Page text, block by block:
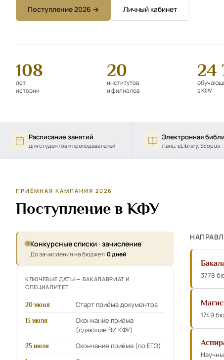
Поступление 2026 → Личный кабинет
108
лет
истории
20
институтов
и филиалов
24
в КФУ
Расписание занятий
для студентов и преподавателей
Электронная
Лань, eLibrary, Scopus
ПРИЁМНАЯ КАМПАНИЯ 2026
Поступление в КФУ
Конкурсные списки · зачисление
До зачисления на бюджет:0 дней
КЛЮЧЕВЫЕ ДАТЫ — БАКАЛАВРИАТ И
СПЕЦИАЛИТЕТ
20 июня Старт приёма документов
13 июля
Окончание приёма
(сдающие ВИ КФУ)
25 июля Окончание приёма (по ЕГЭ)
3778
1749